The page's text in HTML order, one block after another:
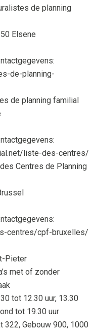
de planning
Elsene
de-planning-
de planning familial
liste-des-centres/
Centres de Planning
centres/cpf-bruxelles/
Pieter
met of zonder
tot 12.30 uur, 13.30
tot 19.30 uur
322, Gebouw 900, 1000